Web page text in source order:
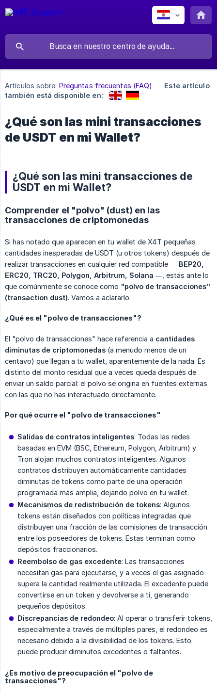
Artículos sobre: Preguntas frecuentes (FAQ)
Este artículo
también está disponible en:
¿Qué son las mini transacciones
de USDT en mi Wallet?
¿Qué son las mini transacciones de
USDT en mi Wallet?
Comprender el "polvo" (dust) en las
transacciones de criptomonedas
Si has notado que aparecen en tu wallet de X4T pequeñas
cantidades inesperadas de USDT (u otros tokens) después de
realizar transacciones en cualquier red compatible — BEP20,
ERC20, TRC20, Polygon, Arbitrum, Solana —, estás ante lo
que comúnmente se conoce como "polvo de transacciones"
(transaction dust). Vamos a aclararlo.
¿Qué es el "polvo de transacciones"?
El "polvo de transacciones" hace referencia a cantidades
diminutas de criptomonedas (a menudo menos de un
centavo) que llegan a tu wallet, aparentemente de la nada. Es
distinto del monto residual que a veces queda después de
enviar un saldo parcial: el polvo se origina en fuentes externas
con las que no has interactuado directamente.
Por qué ocurre el "polvo de transacciones"
Salidas de contratos inteligentes: Todas las redes
basadas en EVM (BSC, Ethereum, Polygon, Arbitrum) y
Tron alojan muchos contratos inteligentes. Algunos
contratos distribuyen automáticamente cantidades
diminutas de tokens como parte de una operación
programada más amplia, dejando polvo en tu wallet.
Mecanismos de redistribución de tokens: Algunos
tokens están diseñados con políticas integradas que
distribuyen una fracción de las comisiones de transacción
entre los poseedores de tokens. Estas terminan como
depósitos fraccionarios.
Reembolso de gas excedente: Las transacciones
necesitan gas para ejecutarse, y a veces el gas asignado
supera la cantidad realmente utilizada. El excedente puede
convertirse en un token y devolverse a ti, generando
pequeños depósitos.
Discrepancias de redondeo: Al operar o transferir tokens,
especialmente a través de múltiples pares, el redondeo es
necesario debido a la divisibilidad de los tokens. Esto
puede producir diminutos excedentes o faltantes.
¿Es motivo de preocupación el "polvo de
transacciones"?